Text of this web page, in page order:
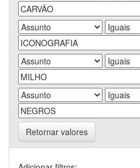
Retornar valores